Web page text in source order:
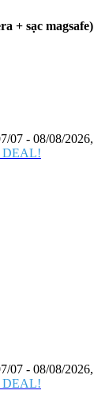
+ sạc magsafe)
07 - 08/08/2026,
DEAL!
07 - 08/08/2026,
DEAL!